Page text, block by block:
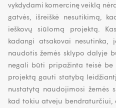
vykdydami komercinę veiklą
gatvės, išreiškė nesutikimą,
ieškovų siūlomą projektą.
kadangi atsakovai
naudotis žemės sklypo dalyje
negali būti pripažinta teisė
projektą gauti statybą
nustatytą naudojimosi žemės
kad tokiu atveju bendraturčiui,